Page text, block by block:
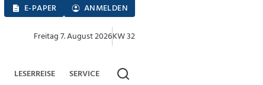
E-PAPER ANMELDEN
Freitag 7. August 2026KW 32
LESERREISE SERVICE